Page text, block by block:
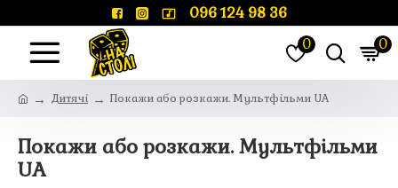
096 124 98 36
0 0
Дитячі Покажи або розкажи. Мультфільми UA
Покажи або розкажи. Мультфільми
UA